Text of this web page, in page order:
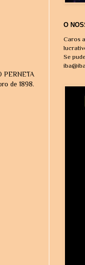
PERNETA
de 1898.
O
Caros
Se